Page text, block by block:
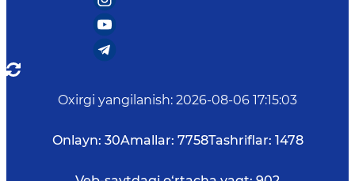
Oxirgi yangilanish: 2026-08-06 17:15:03
Onlayn: 30Amallar: 7758Tashriflar: 1478